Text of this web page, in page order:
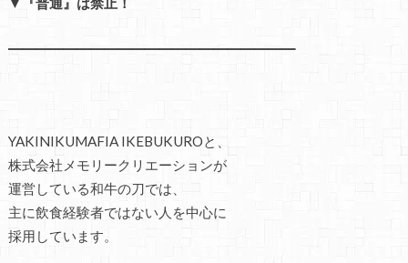
━━━━━━━━━━━━━━━━━━━━━
YAKINIKUMAFIA IKEBUKUROと、
株式会社メモリークリエーションが
運営している和牛の刀では、
主に飲食経験者ではない人を中心に
採用しています。